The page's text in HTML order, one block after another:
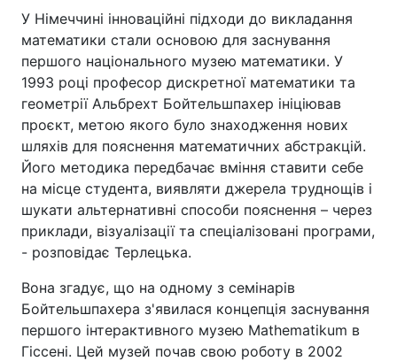
У Німеччині інноваційні підходи до викладання
математики стали основою для заснування
першого національного музею математики. У
1993 році професор дискретної математики та
геометрії Альбрехт Бойтельшпахер ініціював
проєкт, метою якого було знаходження нових
шляхів для пояснення математичних абстракцій.
Його методика передбачає вміння ставити себе
на місце студента, виявляти джерела труднощів і
шукати альтернативні способи пояснення – через
приклади, візуалізації та спеціалізовані програми,
- розповідає Терлецька.
Вона згадує, що на одному з семінарів
Бойтельшпахера з'явилася концепція заснування
першого інтерактивного музею Mathematikum в
Гіссені. Цей музей почав свою роботу в 2002